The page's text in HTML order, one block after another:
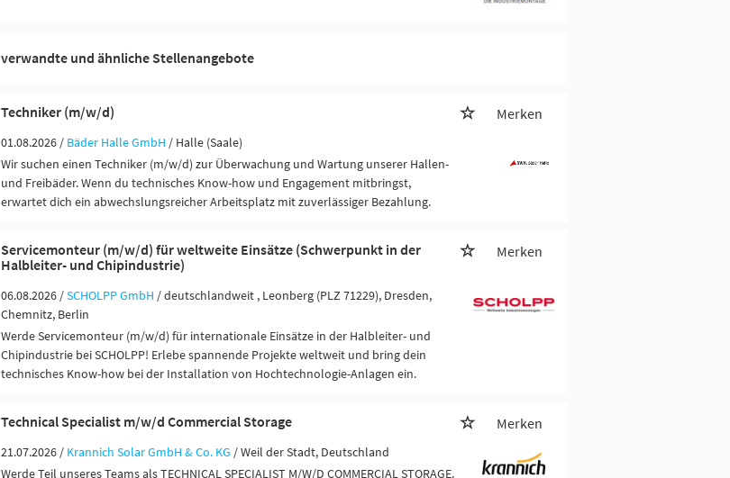
verwandte und ähnliche Stellenangebote
Techniker (m/w/d) Merken
01.08.2026 / Bäder Halle GmbH / Halle (Saale)
Wir suchen einen Techniker (m/w/d) zur Überwachung und Wartung unserer Hallen-
und Freibäder. Wenn du technisches Know-how und Engagement mitbringst,
erwartet dich ein abwechslungsreicher Arbeitsplatz mit zuverlässiger Bezahlung.
Servicemonteur (m/w/d) für weltweite Einsätze (Schwerpunkt in der
Halbleiter- und Chipindustrie)
Merken
06.08.2026 /SCHOLPP GmbH / deutschlandweit , Leonberg (PLZ 71229), Dresden,
Chemnitz, Berlin
Werde Servicemonteur (m/w/d) für internationale Einsätze in der Halbleiter- und
Chipindustrie bei SCHOLPP! Erlebe spannende Projekte weltweit und bring dein
technisches Know-how bei der Installation von Hochtechnologie-Anlagen ein.
Technical Specialist m/w/d Commercial Storage Merken
21.07.2026 / Krannich Solar GmbH & Co. KG / Weil der Stadt, Deutschland
Werde Teil unseres Teams als TECHNICAL SPECIALIST M/W/D COMMERCIAL STORAGE.